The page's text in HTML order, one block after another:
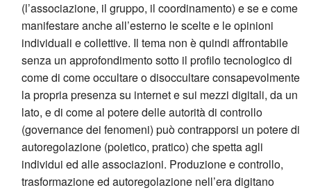
(l’associazione, il gruppo, il coordinamento) e se e come
manifestare anche all’esterno le scelte e le opinioni
individuali e collettive. Il tema non è quindi affrontabile
senza un approfondimento sotto il profilo tecnologico di
come di come occultare o disoccultare consapevolmente
la propria presenza su internet e sui mezzi digitali, da un
lato, e di come al potere delle autorità di controllo
(governance dei fenomeni) può contrapporsi un potere di
autoregolazione (poietico, pratico) che spetta agli
individui ed alle associazioni. Produzione e controllo,
trasformazione ed autoregolazione nell’era digitano